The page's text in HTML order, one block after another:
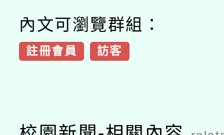
內文可瀏覽群組：
註冊會員 訪客